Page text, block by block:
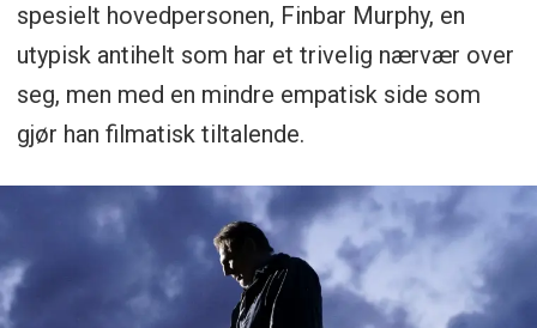
spesielt hovedpersonen, Finbar Murphy, en
utypisk antihelt som har et trivelig nærvær over
seg, men med en mindre empatisk side som
gjør han filmatisk tiltalende.